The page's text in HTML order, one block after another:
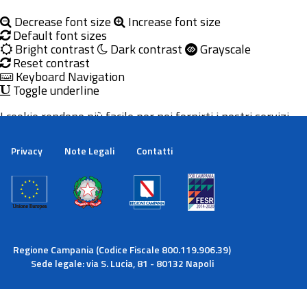
Decrease font size Increase font size
Default font sizes
Bright contrast Dark contrast Grayscale
Reset contrast
Keyboard Navigation
Toggle underline
Privacy Note Legali Contatti
Regione Campania (Codice Fiscale 800.119.906.39)
Sede legale: via S. Lucia, 81 - 80132 Napoli
I cookie rendono più facile per noi fornirti i nostri servizi.
cookie.
Maggiori informazioni